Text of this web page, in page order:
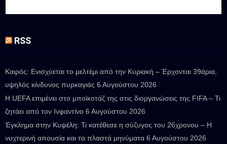
RSS
Καιρός: Ενισχύεται το μελτέμι από την Κυριακή – Έρχονται 39άρια,
υψηλός κίνδυνος πυρκαγιάς 6 Αυγούστου 2026
Η UEFA επιμένει στο μποϊκοτάζ της στις διοργανώσεις της FIFA – Τι
ζητάει από τον Ινφαντίνο 6 Αυγούστου 2026
Έγκλημα στην Κυψέλη: Τι κατέθεσε η σύζυγος του 26χρονου – Η
νυχτερινή απουσία και τα πλαστά μηνύματα 6 Αυγούστου 2026